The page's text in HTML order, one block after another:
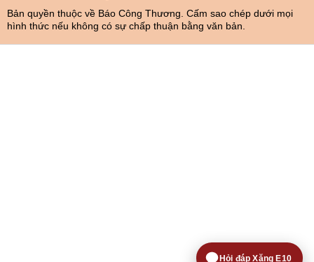
Bản quyền thuộc về Báo Công Thương. Cấm sao chép dưới mọi
hình thức nếu không có sự chấp thuận bằng văn bản.
Hỏi đáp Xăng E10